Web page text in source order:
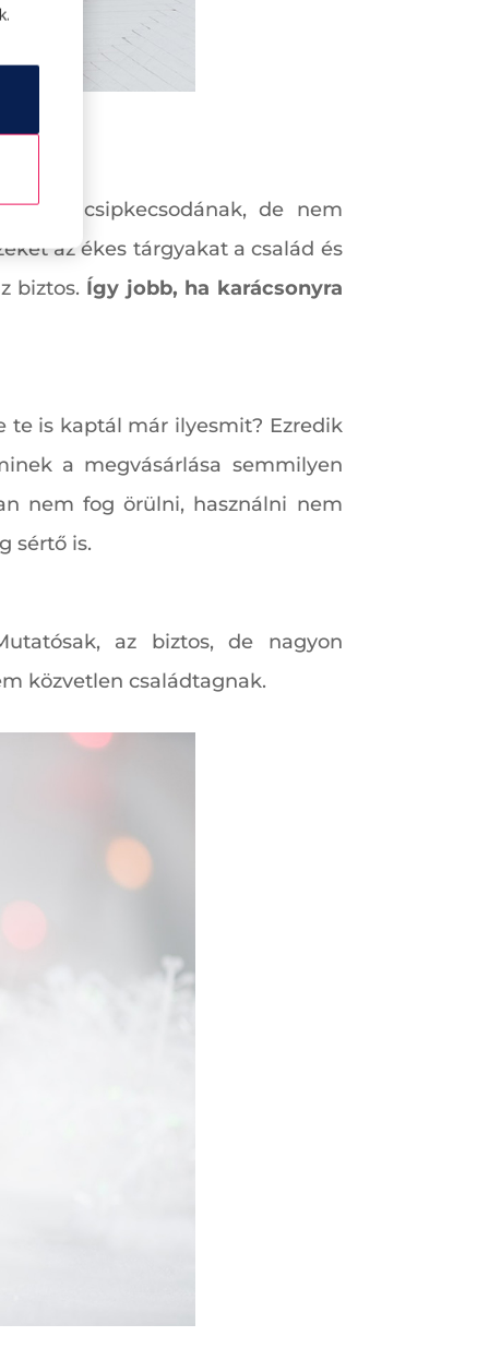
egy csipkecsodának, de nem
az ékes tárgyakat a család és
biztos. Így jobb, ha karácsonyra
te is kaptál már ilyesmit? Ezredik
a megvásárlása semmilyen
nem fog örülni, használni nem
sértő is.
az biztos, de nagyon
közvetlen családtagnak.